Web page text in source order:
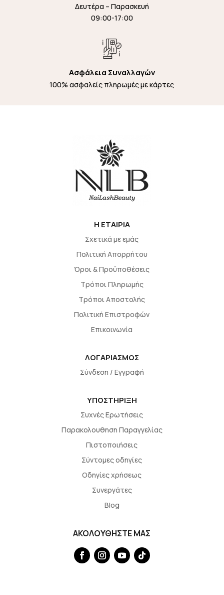
Δευτέρα – Παρασκευή
09:00-17:00
Ασφάλεια Συναλλαγών
100% ασφαλείς πληρωμές με κάρτες
H EΤΑΙΡΙΑ
Σχετικά με εμάς
Πολιτική Απορρήτου
Όροι & Προϋποθέσεις
Τρόποι Πληρωμής
Τρόποι Αποστολής
Πολιτική Επιστροφών
Επικοινωνία
ΛΟΓΑΡΙΑΣΜΟΣ
Σύνδεση / Εγγραφή
ΥΠΟΣΤΗΡΙΞΗ
Συχνές Ερωτήσεις
Παρακολουθηση Παραγγελίας
Πιστοποιήσεις
Σύντομες οδηγίες
Οδηγίες χρήσεως
Συνεργάτες
Blog
ΑΚΟΛΟΥΘΗΣΤΕ ΜΑΣ